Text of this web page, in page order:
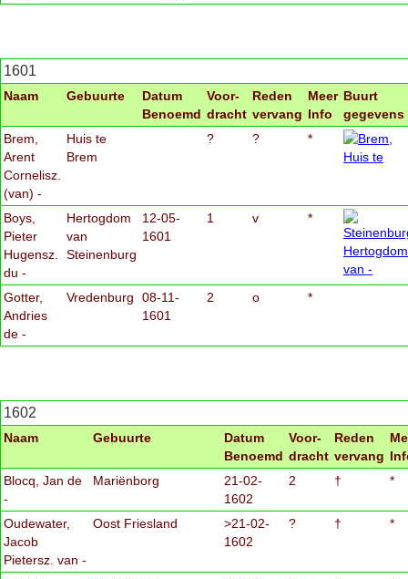
1601
Naam Gebuurte
Datum
Benoemd
Voor-
dracht
Reden
vervang
Meer
Info
Buurt
gegevens
Brem,
Arent
Cornelisz.
(van) -
Huis te
Brem
? ? *
Boys,
Pieter
Hugensz.
du -
Hertogdom
van
Steinenburg
12-05-
1601
1 v *
Gotter,
Andries
de -
Vredenburg
08-11-
1601
2 o *
1602
Naam Gebuurte
Datum
Benoemd
Voor-
dracht
Reden
vervang
Blocq, Jan de
-
Mariënborg
21-02-
1602
2 † *
Oudewater,
Jacob
Pietersz. van -
Oost Friesland
>21-02-
1602
? † *